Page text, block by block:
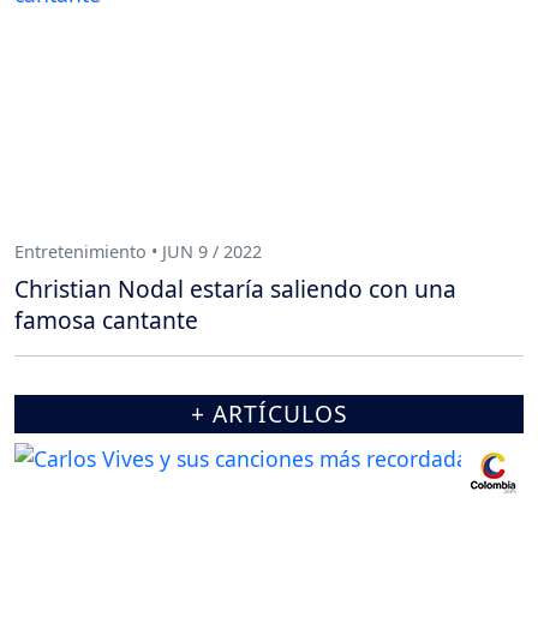
Entretenimiento • JUN 9 / 2022
Christian Nodal estaría saliendo con una
famosa cantante
+ ARTÍCULOS